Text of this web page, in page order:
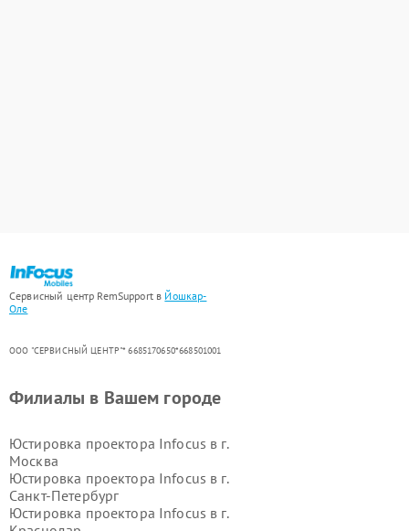
Сервисный центр RemSupport в Йошкар-
Оле
ООО "СЕРВИСНЫЙ ЦЕНТР"* 6685170650*668501001
Филиалы в Вашем городе
Юстировка проектора Infocus в г.
Москва
Юстировка проектора Infocus в г.
Санкт-Петербург
Юстировка проектора Infocus в г.